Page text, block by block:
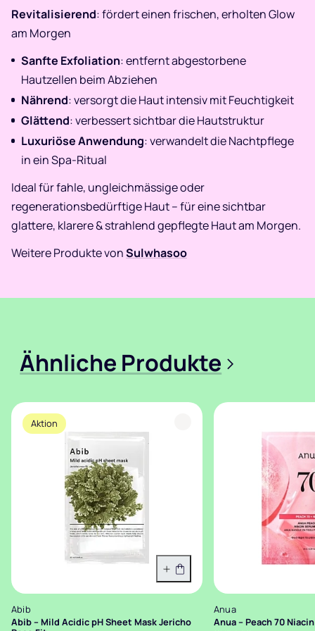
Revitalisierend: fördert einen frischen, erholten Glow
am Morgen
Sanfte Exfoliation: entfernt abgestorbene
Hautzellen beim Abziehen
Nährend: versorgt die Haut intensiv mit Feuchtigkeit
Glättend: verbessert sichtbar die Hautstruktur
Luxuriöse Anwendung: verwandelt die Nachtpflege
in ein Spa-Ritual
Ideal für fahle, ungleichmässige oder
regenerationsbedürftige Haut – für eine sichtbar
glattere, klarere & strahlend gepflegte Haut am Morgen.
Weitere Produkte vonSulwhasoo
Ähnliche Produkte >
Aktion
In den Warenkorb
Abib
Abib – Mild Acidic pH Sheet Mask Jericho
Anua
Anua – Peach 70